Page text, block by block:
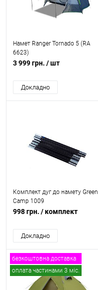
Намет Ranger Tornado 5 (RA
6623)
3 999 грн. / шт
Докладно
Комплект дуг до намету Green
Camp 1009
998 грн. / комплект
Докладно
безкоштовна доставка
оплата частинами 3 міс.